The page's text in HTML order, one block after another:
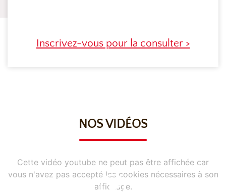
Inscrivez-vous pour la consulter >
NOS VIDÉOS
Cette vidéo youtube ne peut pas être affichée car
vous n'avez pas accepté les cookies nécessaires à son
affichage.